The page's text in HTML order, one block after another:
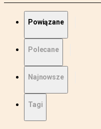
Powiązane
Polecane
Najnowsze
Tagi